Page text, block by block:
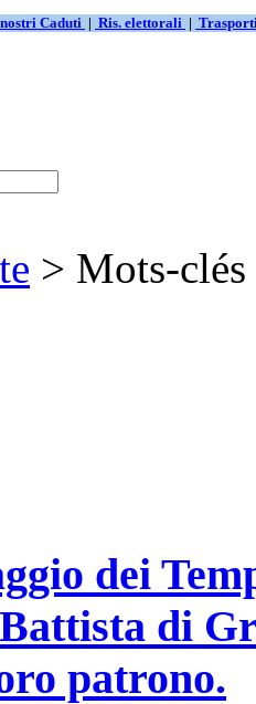
Caduti | Ris. elettorali |
> Mots-
dei
di
patrono.